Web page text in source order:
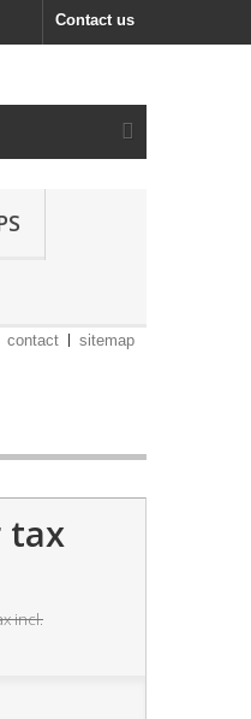
Contact us
contact sitemap
tax
incl.